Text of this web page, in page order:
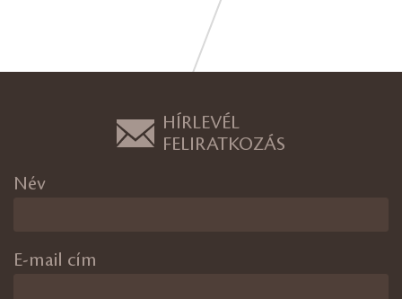
HÍRLEVÉL
FELIRATKOZÁS
Név
E-mail cím